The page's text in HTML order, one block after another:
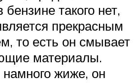
такого нет,
прекрасным
то есть он смывает
материалы.
жиже, он